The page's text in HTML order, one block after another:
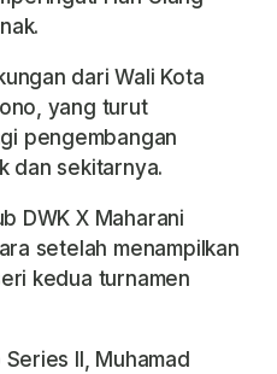
dari Wali Kota
yang turut
pengembangan
dan sekitarnya.
DWK X Maharani
setelah menampilkan
kedua turnamen
II, Muhamad